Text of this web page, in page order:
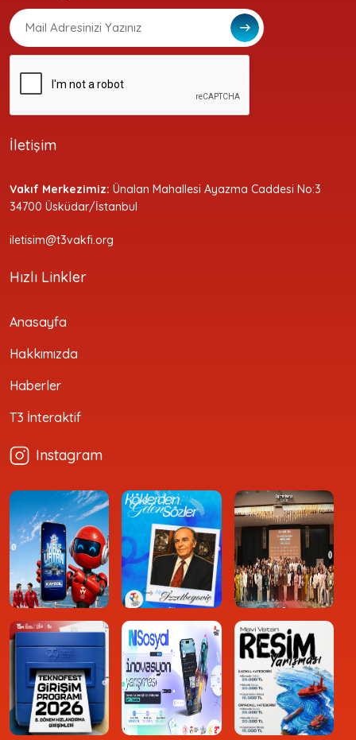
İletişim
Vakıf Merkezimiz: Ünalan Mahallesi Ayazma Caddesi No:3
34700 Üsküdar/İstanbul
iletisim@t3vakfi.org
Hızlı Linkler
Anasayfa
Hakkımızda
Haberler
T3 İnteraktif
Instagram